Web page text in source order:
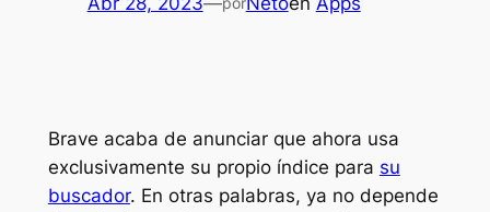
Brave acaba de anunciar que ahora usa
exclusivamente su propio índice para su
buscador. En otras palabras, ya no depende